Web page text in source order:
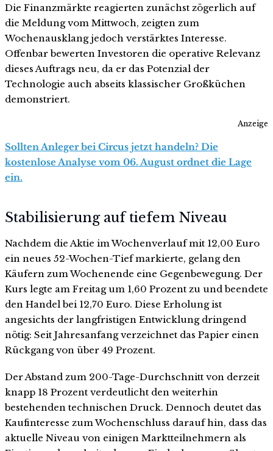
Die Finanzmärkte reagierten zunächst zögerlich auf
die Meldung vom Mittwoch, zeigten zum
Wochenausklang jedoch verstärktes Interesse.
Offenbar bewerten Investoren die operative Relevanz
dieses Auftrags neu, da er das Potenzial der
Technologie auch abseits klassischer Großküchen
demonstriert.
Anzeige
Sollten Anleger bei Circus jetzt handeln? Die
kostenlose Analyse vom 06. August ordnet die Lage
ein.
Stabilisierung auf tiefem Niveau
Nachdem die Aktie im Wochenverlauf mit 12,00 Euro
ein neues 52-Wochen-Tief markierte, gelang den
Käufern zum Wochenende eine Gegenbewegung. Der
Kurs legte am Freitag um 1,60 Prozent zu und beendete
den Handel bei 12,70 Euro. Diese Erholung ist
angesichts der langfristigen Entwicklung dringend
nötig: Seit Jahresanfang verzeichnet das Papier einen
Rückgang von über 49 Prozent.
Der Abstand zum 200-Tage-Durchschnitt von derzeit
knapp 18 Prozent verdeutlicht den weiterhin
bestehenden technischen Druck. Dennoch deutet das
Kaufinteresse zum Wochenschluss darauf hin, dass das
aktuelle Niveau von einigen Marktteilnehmern als